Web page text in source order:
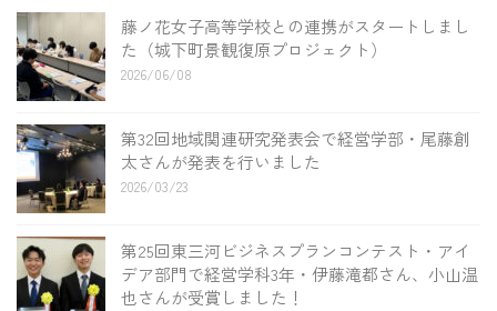
藤ノ花女子高等学校との連携がスタートしまし
た（城下町景観復原プロジェクト）
2026/06/08
第32回地域関連研究発表会で経営学部・尾藤創
太さんが発表を行いました
2026/03/23
第25回東三河ビジネスプランコンテスト・アイ
デア部門で経営学科3年・伊藤滝都さん、小山温
也さんが受賞しました！